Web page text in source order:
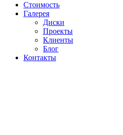
Стоимость
Галерея
Диски
Проекты
Клиенты
Блог
Контакты